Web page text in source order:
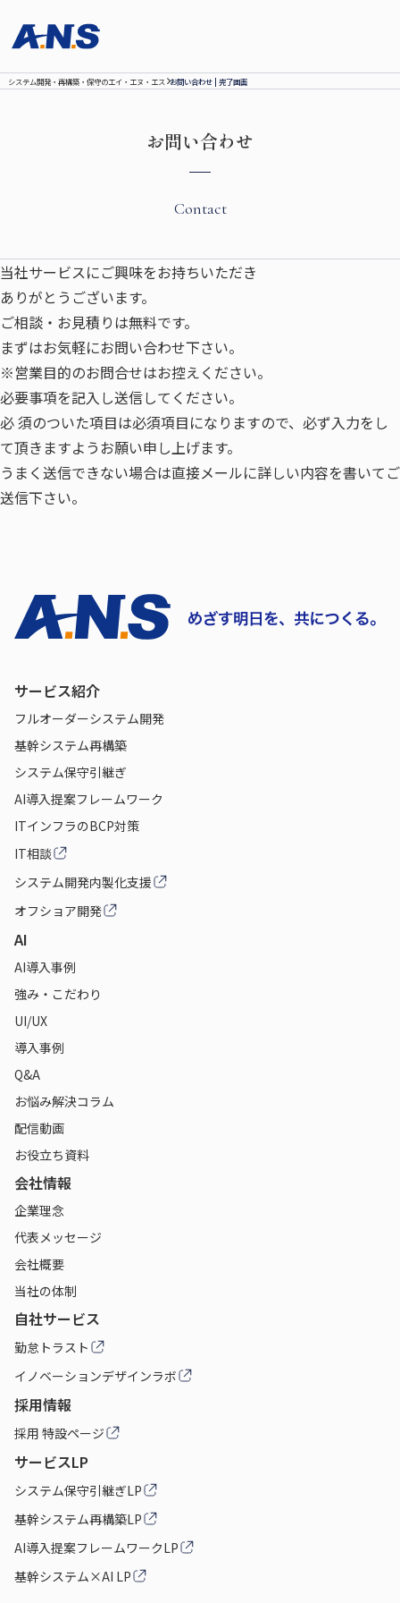
システム開発‧再構築‧保守のエイ‧エヌ‧エス お問い合わせ | 完了画面
Contact
お問い合わせ
当社サービスにご興味をお持ちいただき
ありがとうございます。
ご相談・お見積りは無料です。
まずはお気軽にお問い合わせ下さい。
※営業目的のお問合せはお控えください。
必要事項を記入し送信してください。
必 須のついた項目は必須項目になりますので、必ず入力をし
て頂きますようお願い申し上げます。
うまく送信できない場合は直接メールに詳しい内容を書いてご
送信下さい。
サービス紹介
フルオーダーシステム開発
基幹システム再構築
システム保守引継ぎ
AI導入提案フレームワーク
ITインフラのBCP対策
IT相談
システム開発内製化支援
オフショア開発
AI
AI導入事例
強み・こだわり
UI/UX
導入事例
Q&A
お悩み解決コラム
配信動画
お役立ち資料
会社情報
企業理念
代表メッセージ
会社概要
当社の体制
自社サービス
勤怠トラスト
イノベーションデザインラボ
採用情報
採用 特設ページ
サービスLP
システム保守引継ぎLP
基幹システム再構築LP
AI導入提案フレームワークLP
基幹システム×AI LP